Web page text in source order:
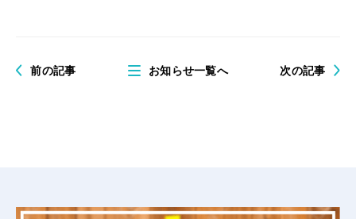
前の記事 お知らせ一覧へ 次の記事